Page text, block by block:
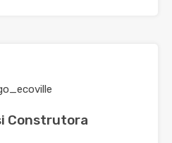
Construtora